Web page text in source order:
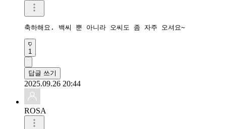
축하해요. 백씨 뿐 아니라 오씨도 좀 자주 오셔요~
1
답글 쓰기
2025.09.26 20:44
ROSA